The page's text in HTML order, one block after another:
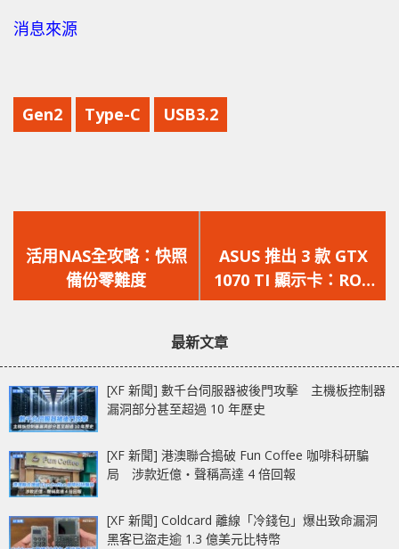
消息來源
Gen2 Type-C USB3.2
一
篇
文
活用NAS全攻略：快照
備份零難度
一
篇
文
ASUS 推出 3 款 GTX
1070 TI 顯示卡：ROG
STRIX、TURBO 與
最新文章
[XF 新聞] 數千台伺服器被後門攻擊 主機板控制器
漏洞部分甚至超過 10 年歷史
[XF 新聞] 港澳聯合搗破 Fun Coffee 咖啡科研騙
局 涉款近億‧聲稱高達 4 倍回報
[XF 新聞] Coldcard 離線「冷錢包」爆出致命漏洞
黑客已盜走逾 1.3 億美元比特幣